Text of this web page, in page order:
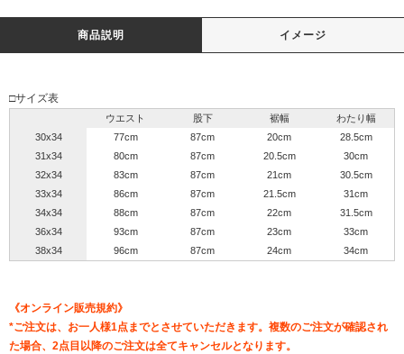
商品説明 イメージ
□サイズ表
ウエスト 股下 裾幅
わたり幅
30x34
77cm 87cm 20cm
28.5cm
31x34
80cm 87cm 20.5cm
30cm
32x34
83cm 87cm 21cm
30.5cm
33x34
86cm 87cm 21.5cm
31cm
34x34
88cm 87cm 22cm
31.5cm
36x34
93cm 87cm 23cm
33cm
38x34
96cm 87cm 24cm 34cm
《オンライン販売規約》
*ご注文は、お一人様1点までとさせていただきます。複数のご注文が確認され
た場合、2点目以降のご注文は全てキャンセルとなります。